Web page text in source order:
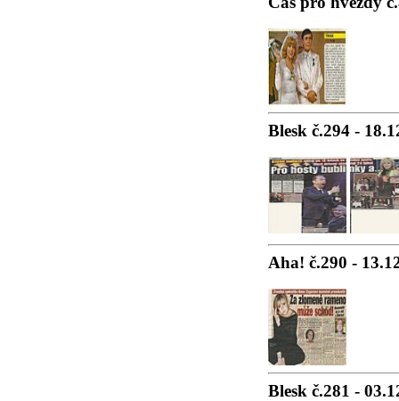
Blesk č.294 -
Aha! č.290 -
Blesk č.281 -